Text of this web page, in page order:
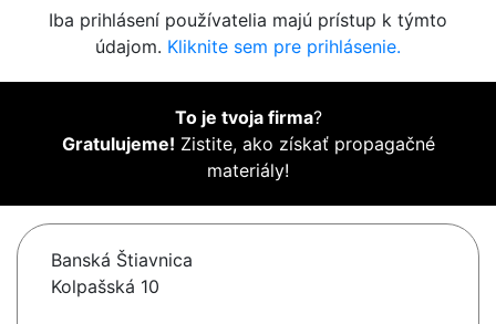
Iba prihlásení používatelia majú prístup k týmto
údajom. Kliknite sem pre prihlásenie.
To je tvoja firma?
Gratulujeme! Zistite, ako získať propagačné
materiály!
Banská Štiavnica
Kolpašská 10